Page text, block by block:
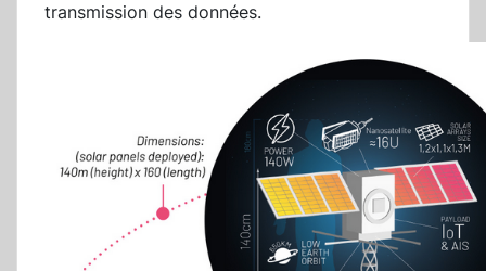
transmission des données.